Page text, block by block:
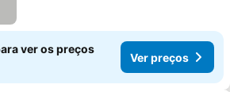
ver os preços
Ver preços